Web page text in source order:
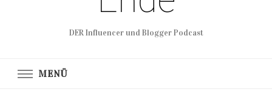
DER Influencer und Blogger Podcast
MENÜ